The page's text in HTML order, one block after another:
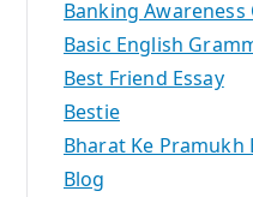
Banking Awareness
Basic English
Best Friend Essay
Bestie
Bharat Ke Pramukh
Blog